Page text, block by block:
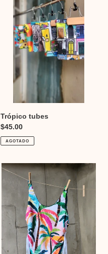
Trópico tubes
Precio
habitual
$45.00
AGOTADO
Palmera
preorden